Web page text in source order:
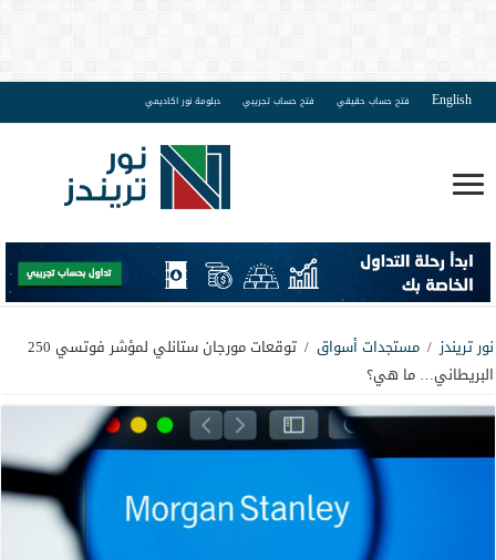
English فتح حساب حقيقي فتح حساب تجريبي دبلومة نور اكاديمي
نور تريندز / مستجدات أسواق /
توقعات مورجان ستانلي لمؤشر فوتسي 250
البريطاني… ما هي؟